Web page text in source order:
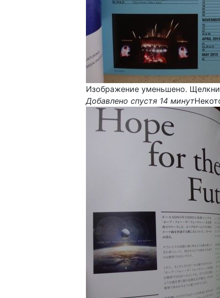
Изображение уменьшено.
Добавлено спустя 14 минут